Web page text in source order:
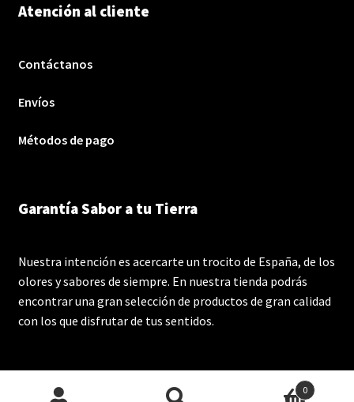
Atención al cliente
Contáctanos
Envíos
Métodos de pago
Garantía Sabor a tu Tierra
Nuestra intención es acercarte un trocito de España, de los
olores y sabores de siempre. En nuestra tienda podrás
encontrar una gran selección de productos de gran calidad
con los que disfrutar de tus sentidos.
0